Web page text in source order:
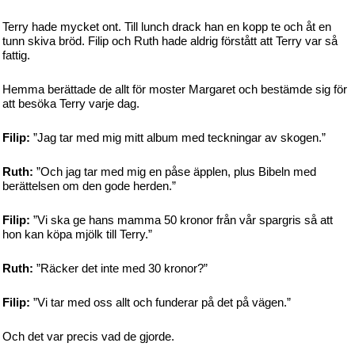
Terry hade mycket ont. Till lunch drack han en kopp te och åt en
tunn skiva bröd. Filip och Ruth hade aldrig förstått att Terry var så
fattig.
Hemma berättade de allt för moster Margaret och bestämde sig för
att besöka Terry varje dag.
Filip: ”Jag tar med mig mitt album med teckningar av skogen.”
Ruth: ”Och jag tar med mig en påse äpplen, plus Bibeln med
berättelsen om den gode herden.”
Filip: ”Vi ska ge hans mamma 50 kronor från vår spargris så att
hon kan köpa mjölk till Terry.”
Ruth: ”Räcker det inte med 30 kronor?”
Filip: ”Vi tar med oss allt och funderar på det på vägen.”
Och det var precis vad de gjorde.